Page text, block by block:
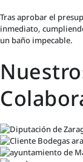
Tras aprobar el
inmediato,
un baño impecable.